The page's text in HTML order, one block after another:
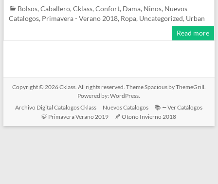
Bolsos, Caballero, Cklass, Confort, Dama, Ninos, Nuevos
Catalogos, Primavera - Verano 2018, Ropa, Uncategorized, Urban
Read more
Copyright © 2026Cklass. All rights reserved. ThemeSpaciousby ThemeGrill.
Powered by:WordPress.
Archivo Digital Catalogos Cklass
Nuevos Catalogos
📚 ⭠ Ver Catálogos
🍃 Primavera Verano 2019
🍂 Otoño Invierno 2018